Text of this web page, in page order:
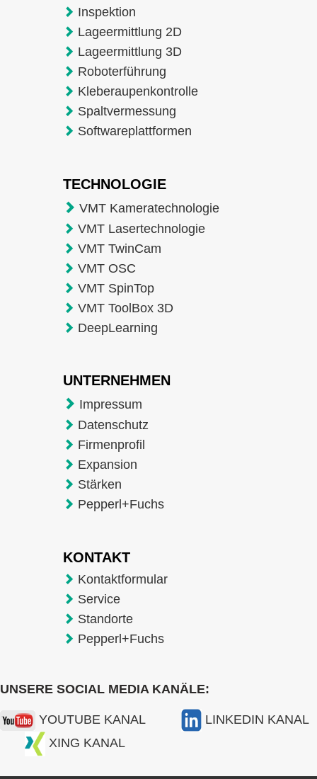
Inspektion
Lageermittlung 2D
Lageermittlung 3D
Roboterführung
Kleberaupenkontrolle
Spaltvermessung
Softwareplattformen
TECHNOLOGIE
VMT Kameratechnologie
VMT Lasertechnologie
VMT TwinCam
VMT OSC
VMT SpinTop
VMT ToolBox 3D
DeepLearning
UNTERNEHMEN
Impressum
Datenschutz
Firmenprofil
Expansion
Stärken
Pepperl+Fuchs
KONTAKT
Kontaktformular
Service
Standorte
Pepperl+Fuchs
UNSERE SOCIAL MEDIA KANÄLE:
YOUTUBE KANAL
LINKEDIN KANAL
XING KANAL